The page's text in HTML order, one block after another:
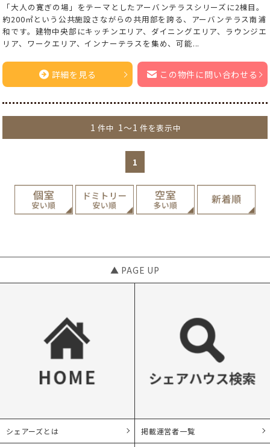
「大人の寛ぎの場」をテーマとしたアーバンテラスシリーズに2棟目。
約200㎡という公共施設さながらの共用部を誇る、アーバンテラス南浦
和です。建物中央部にキッチンエリア、ダイニングエリア、ラウンジエ
リア、ワークエリア、インナーテラスを集め、可能...
詳細を見る この物件に問い合わせる
1 件中 1～1 件を表示中
1
▲ PAGE UP
シェアーズとは 掲載運営者一覧